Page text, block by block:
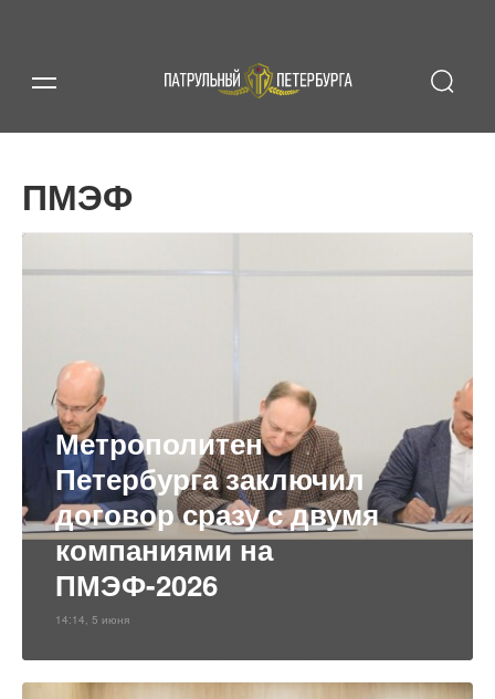
ПМЭФ
Метрополитен
Петербурга заключил
договор сразу с двумя
компаниями на
ПМЭФ-2026
14:14, 5 июня